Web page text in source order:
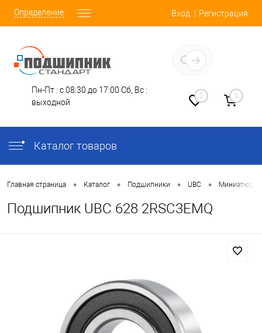
Определение Вход Регистрация
Пн-Пт : с 08:30 до 17:00 Сб, Вс :
выходной
0 0
Каталог товаров
Главная страница • Каталог • Подшипники • UBC •
Подшипник UBC 628 2RSC3EMQ